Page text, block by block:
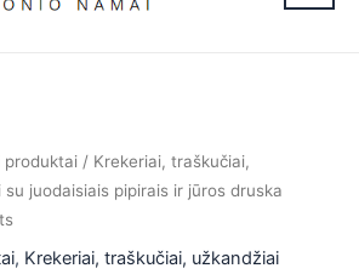
produktai / Krekeriai, traškučiai,
su juodaisiais pipirais ir jūros druska
, Krekeriai, traškučiai, užkandžiai